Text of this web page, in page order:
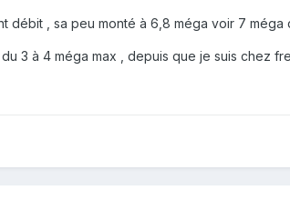
débit , sa peu monté à 6,8 méga voir 7 méga
3 à 4 méga max , depuis que je suis chez